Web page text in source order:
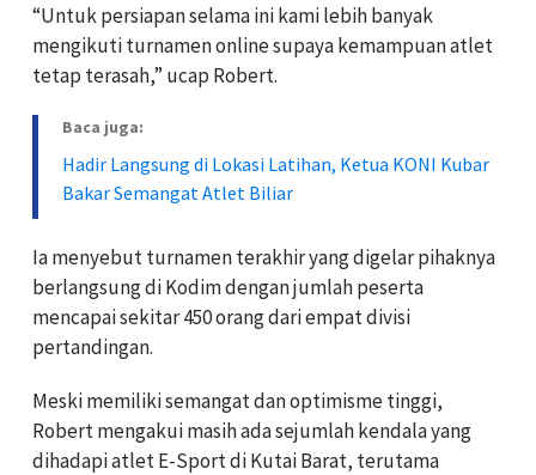
“Untuk persiapan selama ini kami lebih banyak
mengikuti turnamen online supaya kemampuan atlet
tetap terasah,” ucap Robert.
Baca juga:
Hadir Langsung di Lokasi Latihan, Ketua KONI Kubar
Bakar Semangat Atlet Biliar
Ia menyebut turnamen terakhir yang digelar pihaknya
berlangsung di Kodim dengan jumlah peserta
mencapai sekitar 450 orang dari empat divisi
pertandingan.
Meski memiliki semangat dan optimisme tinggi,
Robert mengakui masih ada sejumlah kendala yang
dihadapi atlet E-Sport di Kutai Barat, terutama